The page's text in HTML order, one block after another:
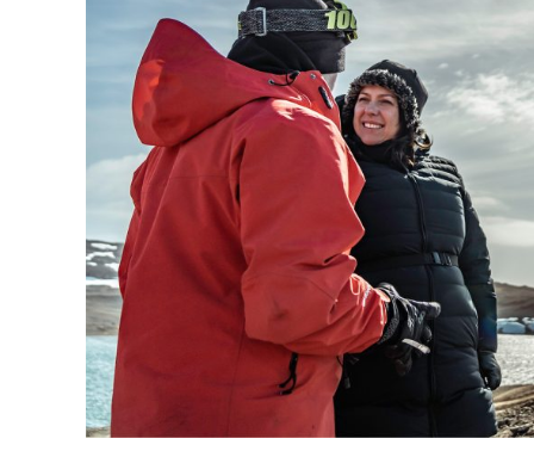
´
Connor
visitó
la
Base
Científica
Antártica
Artigas.